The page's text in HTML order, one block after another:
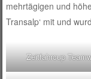
mehrtägigen und
Transalp‘ mit und
Zeitfahrcup